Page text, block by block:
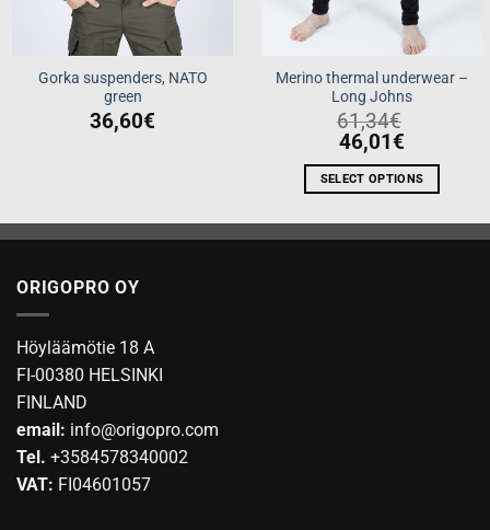
Gorka suspenders, NATO
green
36,60€
Merino thermal underwear –
Long Johns
61,34€
46,01€
SELECT OPTIONS
product
ORIGOPRO OY
Höyläämötie 18 A
FI-00380 HELSINKI
FINLAND
email: info@origopro.com
Tel. +3584578340002
VAT: FI04601057